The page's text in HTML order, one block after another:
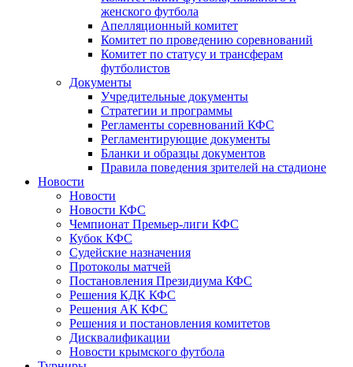
женского футбола
Апелляционный комитет
Комитет по проведению соревнований
Комитет по статусу и трансферам
футболистов
Документы
Учредительные документы
Стратегии и программы
Регламенты соревнований КФС
Регламентирующие документы
Бланки и образцы документов
Правила поведения зрителей на стадионе
Новости
Новости
Новости КФС
Чемпионат Премьер-лиги КФС
Кубок КФС
Судейские назначения
Протоколы матчей
Постановления Президиума КФС
Решения КДК КФС
Решения АК КФС
Решения и постановления комитетов
Дисквалификации
Новости крымского футбола